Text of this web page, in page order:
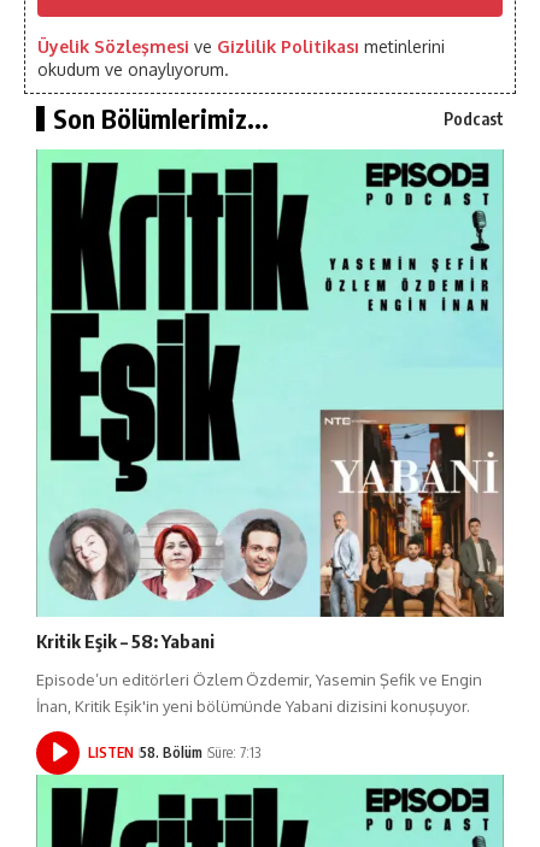
Üyelik Sözleşmesi ve Gizlilik Politikası metinlerini
okudum ve onaylıyorum.
Son Bölümlerimiz... Podcast
Kritik Eşik – 58: Yabani
Episode’un editörleri Özlem Özdemir, Yasemin Şefik ve Engin
İnan, Kritik Eşik'in yeni bölümünde Yabani dizisini konuşuyor.
LISTEN 58. Bölüm Süre: 7:13